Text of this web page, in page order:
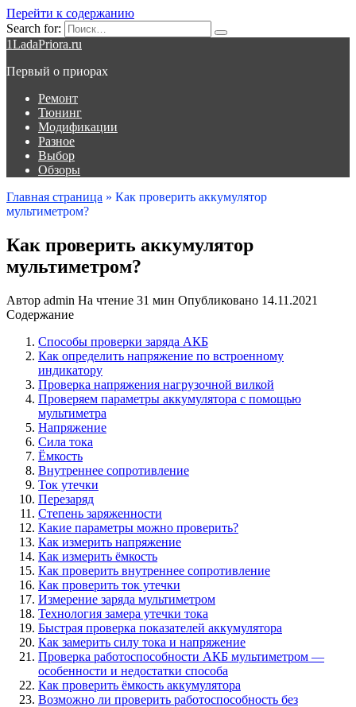
Перейти к содержанию
Search for:
1LadaPriora.ru
Первый о приорах
Ремонт
Тюнинг
Модификации
Разное
Выбор
Обзоры
Главная страница » Как проверить аккумулятор
мультиметром?
Как проверить аккумулятор
мультиметром?
Автор admin На чтение 31 мин Опубликовано 14.11.2021
Содержание
Способы проверки заряда АКБ
Как определить напряжение по встроенному
индикатору
Проверка напряжения нагрузочной вилкой
Проверяем параметры аккумулятора с помощью
мультиметра
Напряжение
Сила тока
Ёмкость
Внутреннее сопротивление
Ток утечки
Перезаряд
Степень заряженности
Какие параметры можно проверить?
Как измерить напряжение
Как измерить ёмкость
Как проверить внутреннее сопротивление
Как проверить ток утечки
Измерение заряда мультиметром
Технология замера утечки тока
Быстрая проверка показателей аккумулятора
Как замерить силу тока и напряжение
Проверка работоспособности АКБ мультиметром —
особенности и недостатки способа
Как проверить ёмкость аккумулятора
Возможно ли проверить работоспособность без